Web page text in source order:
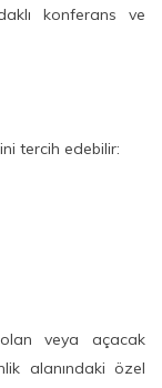
konferans ve
tercih edebilir:
veya açacak
alanındaki özel